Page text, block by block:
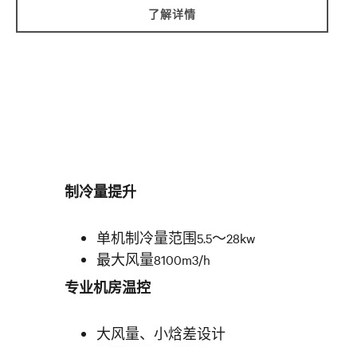
了解详情
制冷量提升
单机制冷量范围5.5～28kw
最大风量8100m3/h
专业机房温控
大风量、小焓差设计